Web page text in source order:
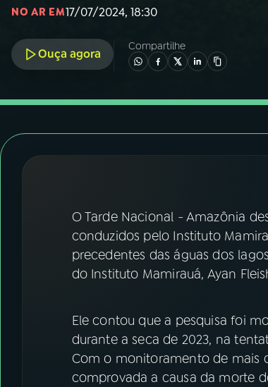
05 PODCASTS
06VIDEOCASTS
07ÚLTIMAS
YouTube Facebook
Instagram X
NO AR EM17/07/2024, 18:30
Ouça agora
Compartilhe
O Tarde Nacional - Amazônia
conduzidos pelo Instituto
precedentes das águas dos
do Instituto Mamirauá, Ayan
Ele contou que a pesquisa foi
durante a seca de 2023, na
Com o monitoramento de mais
comprovada a causa da morte